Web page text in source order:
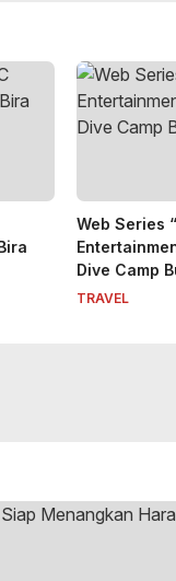
Web Series
Dive Camp
TRAVEL